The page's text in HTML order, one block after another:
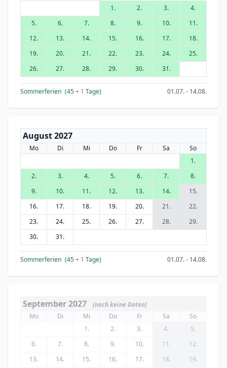
1.
2. 3.
4.
5.
6. 7. 8. 9. 10.
11.
12.
13. 14. 15. 16. 17.
18.
19.
20. 21. 22. 23. 24.
25.
26.
27. 28. 29. 30. 31.
Sommerferien (45+ 1 Tage) 01.07. - 14.08.
August 2027
Mo Di Mi Do Fr Sa
So
1.
2.
3. 4. 5. 6. 7.
8.
9.
10. 11. 12. 13. 14.
15.
16.
17. 18. 19. 20. 21.
22.
23.
24. 25. 26. 27. 28.
29.
30.
31.
Sommerferien (45+ 1 Tage) 01.07. - 14.08.
September 2027
(noch keine Daten)
Mo
Di Mi Do Fr Sa
So
1.
2. 3. 4.
5.
6.
7. 8. 9. 10. 11.
12.
13.
14. 15. 16. 17. 18.
19.